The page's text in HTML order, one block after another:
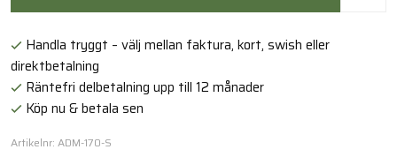
Handla tryggt – välj mellan faktura, kort, swish eller
direktbetalning
Räntefri delbetalning upp till 12 månader
Köp nu & betala sen
Artikelnr: ADM-170-S